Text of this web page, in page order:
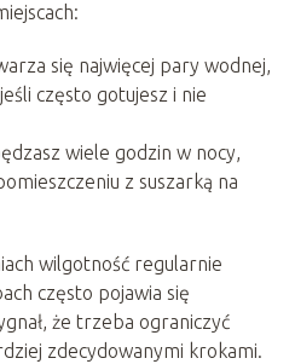
się najwięcej pary wodnej,
często gotujesz i nie
wiele godzin w nocy,
z suszarką na
wilgotność regularnie
często pojawia się
że trzeba ograniczyć
zdecydowanymi krokami.